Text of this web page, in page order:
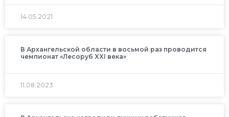
14.05.2021
В Архангельской области в восьмой раз проводится
чемпионат «Лесоруб XXI века»
11.08.2023